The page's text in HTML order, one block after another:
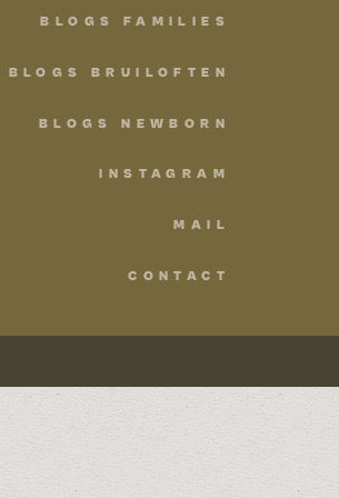
CONTACT
MAIL
INSTAGRAM
BLOGS NEWBORN
BLOGS BRUILOFTEN
BLOGS FAMILIES